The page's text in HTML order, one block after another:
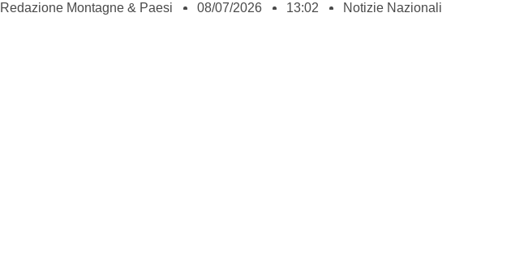
Redazione Montagne & Paesi 08/07/2026 13:02 Notizie Nazionali